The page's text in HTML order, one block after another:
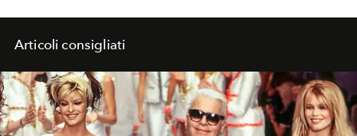
Articoli consigliati